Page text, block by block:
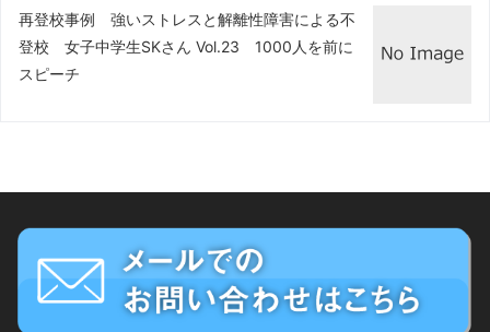
再登校事例 強いストレスと解離性障害による不
登校 女子中学生SKさん Vol.23 1000人を前に
スピーチ